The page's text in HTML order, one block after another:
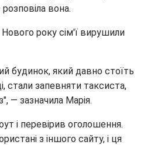
вона.
року сім'ї вирушили
будинок, який давно стоїть
стали запевняти таксиста,
— зазначила Марія.
і перевірив оголошення.
з іншого сайту, і ця